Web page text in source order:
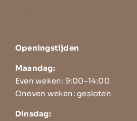
Openingstijden
Maandag:
Even weken: 9:00–14:00
Oneven weken: gesloten
Dinsdag: